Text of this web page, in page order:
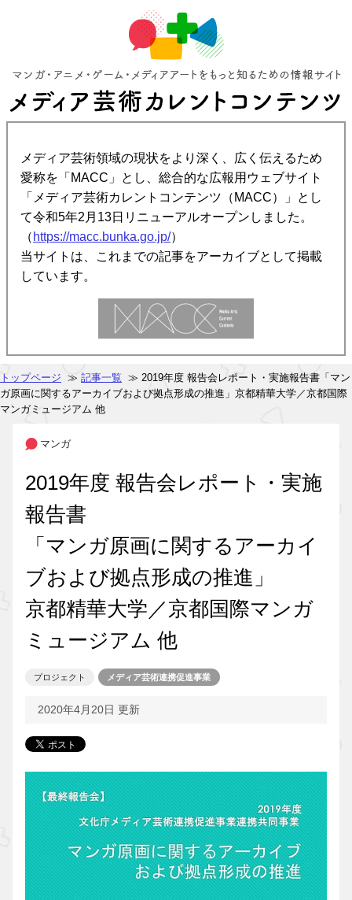
メディア芸術領域の現状をより深く、広く伝えるため
愛称を「MACC」とし、総合的な広報用ウェブサイト
「メディア芸術カレントコンテンツ（MACC）」とし
て令和5年2月13日リニューアルオープンしました。
（ https://macc.bunka.go.jp/）
当サイトは、これまでの記事をアーカイブとして掲載
しています。
トップページ ≫ 記事一覧 ≫ 2019年度 報告会レポート・実施報告書「マン
ガ原画に関するアーカイブおよび拠点形成の推進」京都精華大学／京都国際
マンガミュージアム 他
マンガ
2019年度 報告会レポート・実施
報告書
「マンガ原画に関するアーカイ
ブおよび拠点形成の推進」
京都精華大学／京都国際マンガ
ミュージアム 他
プロジェクト メディア芸術連携促進事業
2020年4月20日 更新